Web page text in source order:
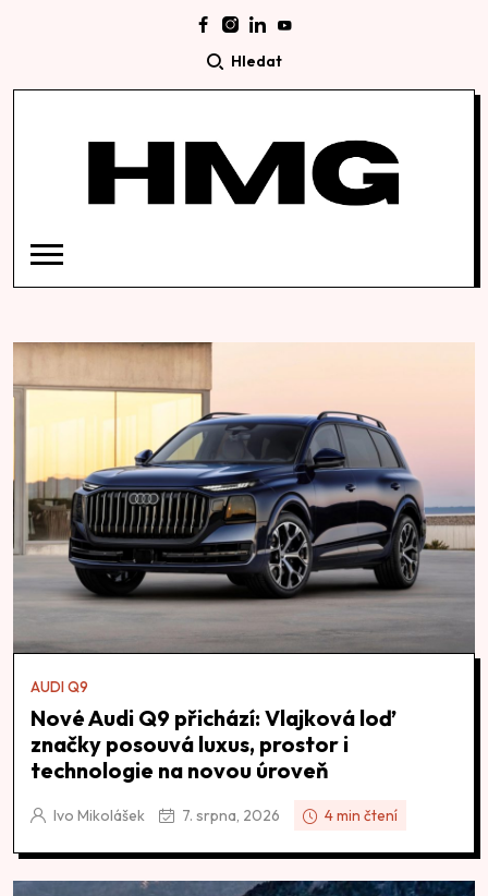
Hledat
AUDI Q9
Nové Audi Q9 přichází: Vlajková loď
značky posouvá luxus, prostor i
technologie na novou úroveň
Ivo Mikolášek 7. srpna, 2026 4 min čtení